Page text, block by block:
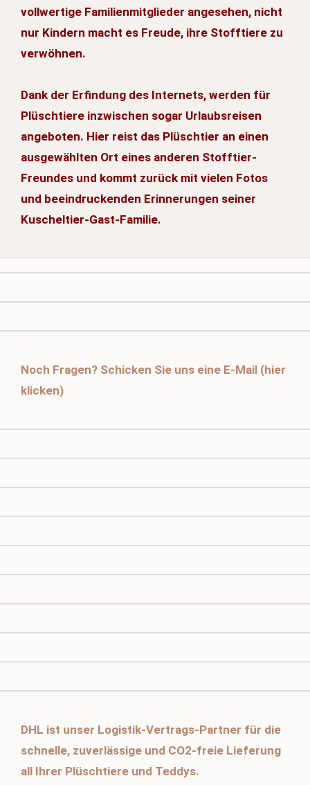
vollwertige Familienmitglieder angesehen, nicht
nur Kindern macht es Freude, ihre Stofftiere zu
verwöhnen.
Dank der Erfindung des Internets, werden für
Plüschtiere inzwischen sogar Urlaubsreisen
angeboten. Hier reist das Plüschtier an einen
ausgewählten Ort eines anderen Stofftier-
Freundes und kommt zurück mit vielen Fotos
und beeindruckenden Erinnerungen seiner
Kuscheltier-Gast-Familie.
Noch Fragen? Schicken Sie uns eine E-Mail (hier
klicken)
DHL ist unser Logistik-Vertrags-Partner für die
schnelle, zuverlässige und CO2-freie Lieferung
all Ihrer Plüschtiere und Teddys.